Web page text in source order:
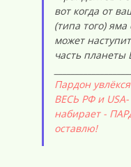
вот когда от
(типа того) яма
может
часть
Пардон
ВЕСЬ РФ и
набирает -
оставлю!